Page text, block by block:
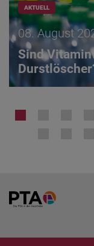
AKTUELL
08. August
Sind
Home